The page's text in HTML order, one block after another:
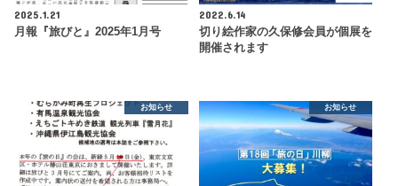
2025.1.21
月報『旅びと』2025年1月号
2022.6.14
切り絵作家の久保修会員が個展を
開催されます
お知らせ お知らせ